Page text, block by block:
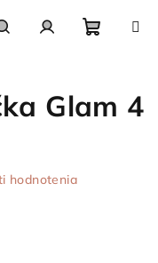
košík
Glam 4
hodnotenia